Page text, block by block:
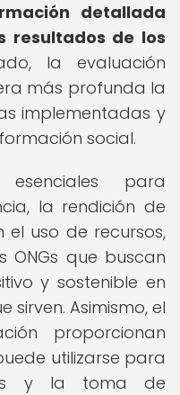
detallada
resultados de los
la evaluación
más profunda la
implementadas y
social.
para
la rendición de
uso de recursos,
ONGs que buscan
y sostenible en
sirven. Asimismo, el
proporcionan
utilizarse para
y la toma de